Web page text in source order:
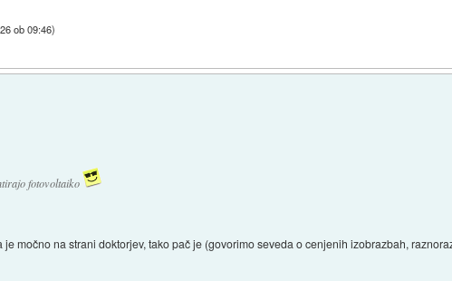
ob 09:46)
fotovoltaiko
močno na strani doktorjev, tako pač je (govorimo seveda o cenjenih izobrazbah,